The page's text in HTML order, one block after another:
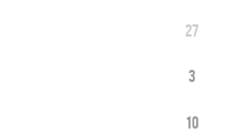
27
3
10